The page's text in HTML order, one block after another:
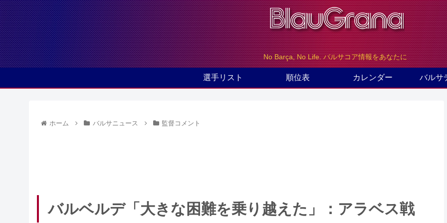
No Barça, No Life. バルサコア情報をあなたに
選手リスト 順位表 カレンダー バルサ
ホーム バルサニュース 監督コメント
バルベルデ「大きな困難を乗り越えた」：アラベス戦